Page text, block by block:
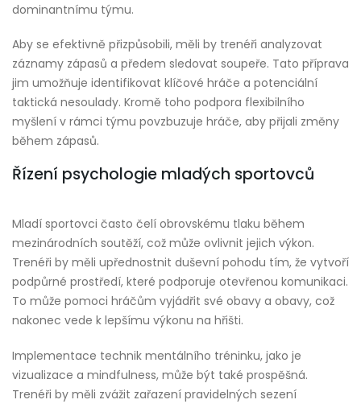
dominantnímu týmu.
Aby se efektivně přizpůsobili, měli by trenéři analyzovat
záznamy zápasů a předem sledovat soupeře. Tato příprava
jim umožňuje identifikovat klíčové hráče a potenciální
taktická nesoulady. Kromě toho podpora flexibilního
myšlení v rámci týmu povzbuzuje hráče, aby přijali změny
během zápasů.
Řízení psychologie mladých sportovců
Mladí sportovci často čelí obrovskému tlaku během
mezinárodních soutěží, což může ovlivnit jejich výkon.
Trenéři by měli upřednostnit duševní pohodu tím, že vytvoří
podpůrné prostředí, které podporuje otevřenou komunikaci.
To může pomoci hráčům vyjádřit své obavy a obavy, což
nakonec vede k lepšímu výkonu na hřišti.
Implementace technik mentálního tréninku, jako je
vizualizace a mindfulness, může být také prospěšná.
Trenéři by měli zvážit zařazení pravidelných sezení